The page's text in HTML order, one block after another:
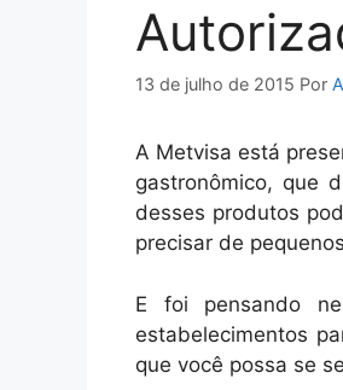
13 de julho de 2015 Por
A Metvisa está
gastronômico, que
desses produtos
precisar de
E foi pensando
estabelecimentos
que você possa se